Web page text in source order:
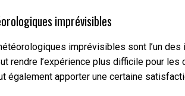
imprévisibles
imprévisibles sont l’un
rendre l’expérience plus difficile pour
également apporter une certaine